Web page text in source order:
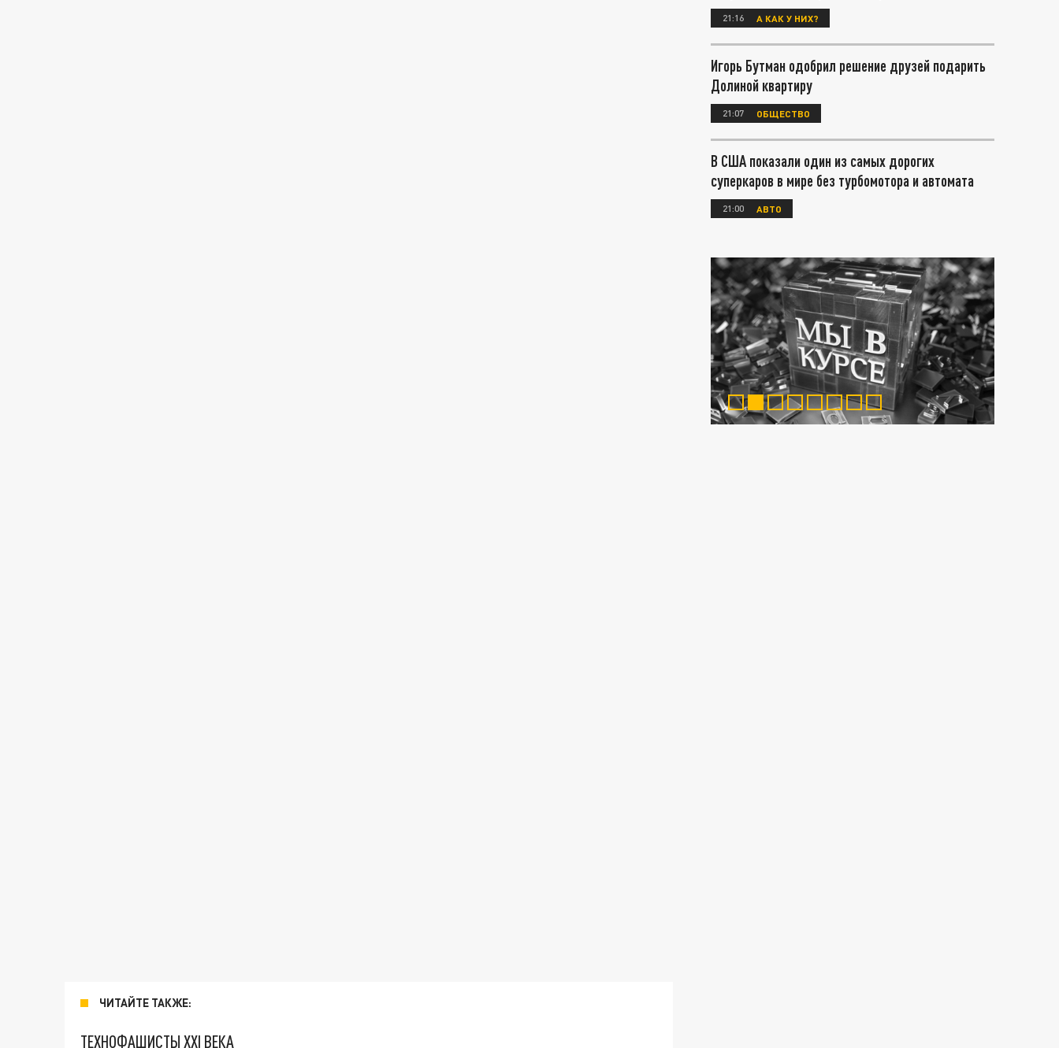
ЧИТАЙТЕ ТАКЖЕ:
ТЕХНОФАШИСТЫ XXI ВЕКА
21:16 А КАК У НИХ?
Игорь Бутман одобрил решение друзей подарить
Долиной квартиру
21:07 ОБЩЕСТВО
В США показали один из самых дорогих
суперкаров в мире без турбомотора и автомата
21:00 АВТО